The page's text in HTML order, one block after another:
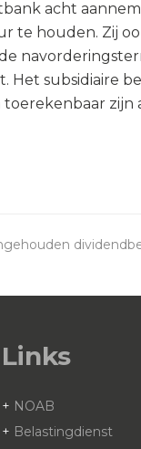
acht
houden. Zij
subsidiaire
zijn
Links
+ NOAB
+ Belastingdienst